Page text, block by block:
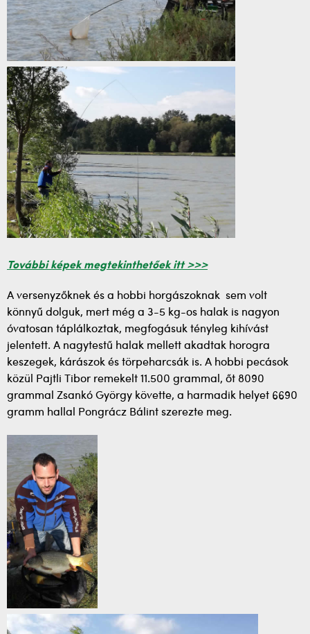
További képek megtekinthetőek itt >>>
A versenyzőknek és a hobbi horgászoknak sem volt
könnyű dolguk, mert még a 3-5 kg-os halak is nagyon
óvatosan táplálkoztak, megfogásuk tényleg kihívást
jelentett. A nagytestű halak mellett akadtak horogra
keszegek, kárászok és törpeharcsák is. A hobbi pecások
közül Pajtli Tibor remekelt 11.500 grammal, őt 8090
grammal Zsankó György követte, a harmadik helyet 6690
gramm hallal Pongrácz Bálint szerezte meg.